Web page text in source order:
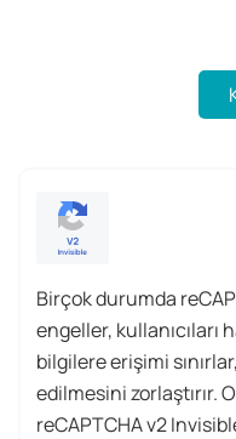
Birçok durumda
engeller, kullanıcıları
bilgilere erişimi
edilmesini zorlaştırır.
reCAPTCHA v2